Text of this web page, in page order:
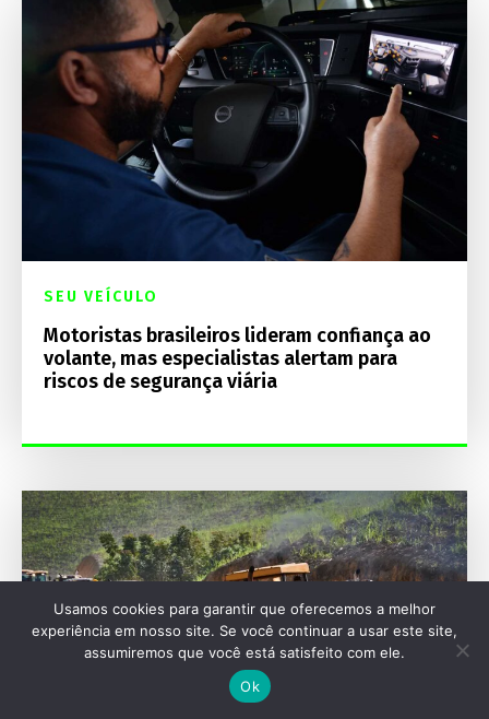
SEU VEÍCULO
Motoristas brasileiros lideram confiança ao
volante, mas especialistas alertam para
riscos de segurança viária
Usamos cookies para garantir que oferecemos a melhor
experiência em nosso site. Se você continuar a usar este site,
assumiremos que você está satisfeito com ele.
Ok